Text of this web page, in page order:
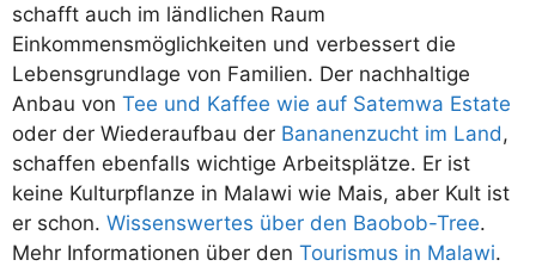
schafft auch im ländlichen Raum
Einkommensmöglichkeiten und verbessert die
Lebensgrundlage von Familien. Der nachhaltige
Anbau von Tee und Kaffee wie auf Satemwa Estate
oder der Wiederaufbau der Bananenzucht im Land,
schaffen ebenfalls wichtige Arbeitsplätze. Er ist
keine Kulturpflanze in Malawi wie Mais, aber Kult ist
er schon. Wissenswertes über den Baobob-Tree.
Mehr Informationen über den Tourismus in Malawi.